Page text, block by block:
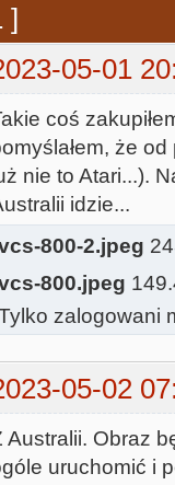
]
05-01
coś
że
nie to Atari...).
idzie...
800-2.jpeg
800.jpeg
zalogowani
05-02
Australii. Obraz
uruchomić i